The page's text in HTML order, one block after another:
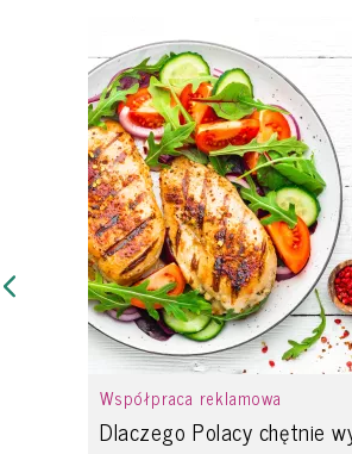
Współpraca reklamowa
Dlaczego Polacy chętnie